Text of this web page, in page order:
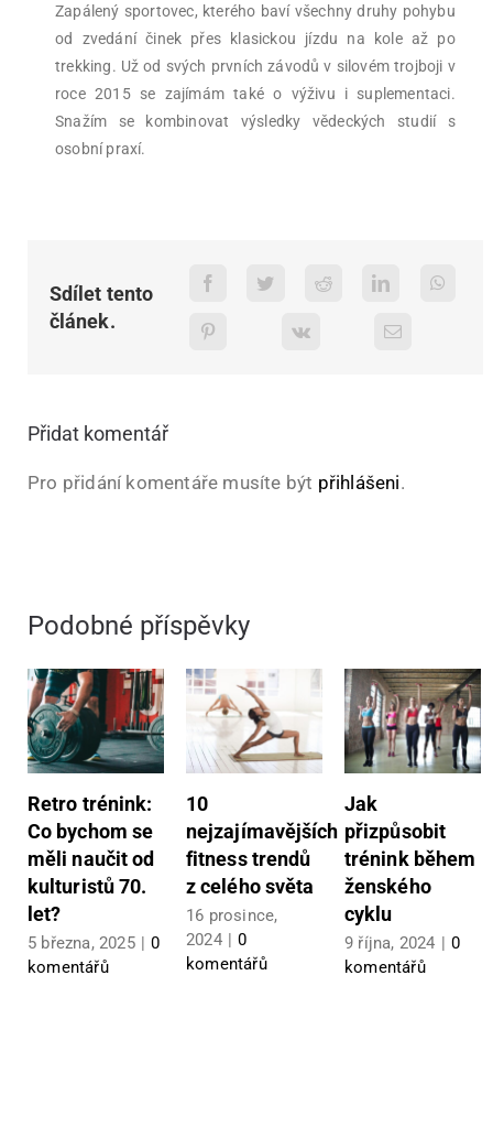
Zapálený sportovec, kterého baví všechny druhy pohybu
od zvedání činek přes klasickou jízdu na kole až po
trekking. Už od svých prvních závodů v silovém trojboji v
roce 2015 se zajímám také o výživu i suplementaci.
Snažím se kombinovat výsledky vědeckých studií s
osobní praxí.
Sdílet tento
článek.
Přidat komentář
Pro přidání komentáře musíte být přihlášeni.
Podobné příspěvky
Retro trénink:
Co bychom se
měli naučit od
kulturistů 70.
let?
5 března, 2025 | 0
komentářů
10
nejzajímavějších
fitness trendů
z celého světa
16 prosince,
2024 | 0
komentářů
Jak
přizpůsobit
trénink během
ženského
cyklu
9 října, 2024 | 0
komentářů